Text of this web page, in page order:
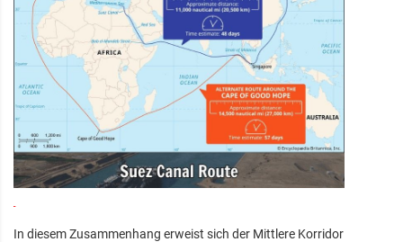
In diesem Zusammenhang erweist sich der Mittlere Korridor